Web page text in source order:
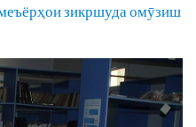
зикршуда омӯзиш